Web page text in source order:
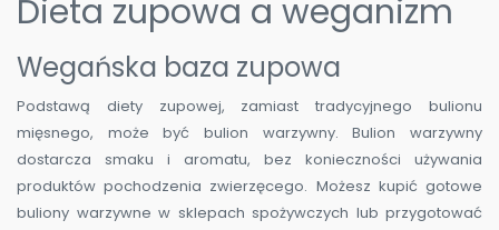
Dieta zupowa a weganizm
Wegańska baza zupowa
Podstawą diety zupowej, zamiast tradycyjnego bulionu
mięsnego, może być bulion warzywny. Bulion warzywny
dostarcza smaku i aromatu, bez konieczności używania
produktów pochodzenia zwierzęcego. Możesz kupić gotowe
buliony warzywne w sklepach spożywczych lub przygotować